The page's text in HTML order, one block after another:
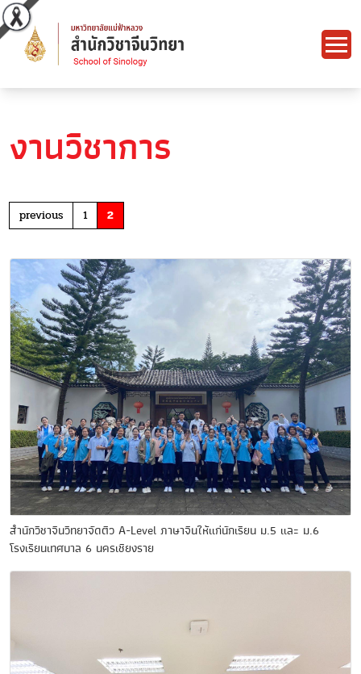
งานวิชาการ
previous 1 2
สำนักวิชาจีนวิทยาจัดติว A-Level ภาษาจีนให้แก่นักเรียน ม.5 และ ม.6
โรงเรียนเทศบาล 6 นครเชียงราย